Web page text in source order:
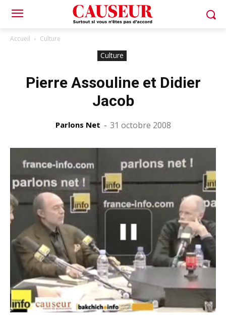
Accueil Culture
Culture
Pierre Assouline et Didier
Jacob
Parlons Net - 31 octobre 2008